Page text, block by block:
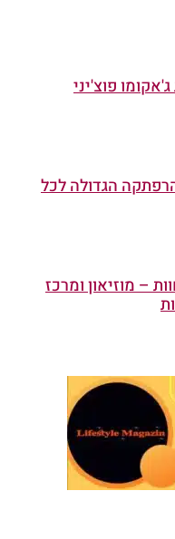
פוצ'יני
הגדולה לכל
– מוזיאון ומרכז